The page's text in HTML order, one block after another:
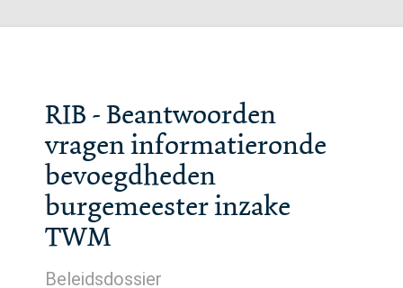
RIB - Beantwoorden
vragen informatieronde
bevoegdheden
burgemeester inzake
TWM
Beleidsdossier